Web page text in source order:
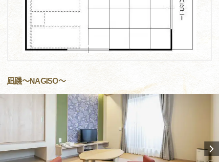
凪磯～NAGISO～